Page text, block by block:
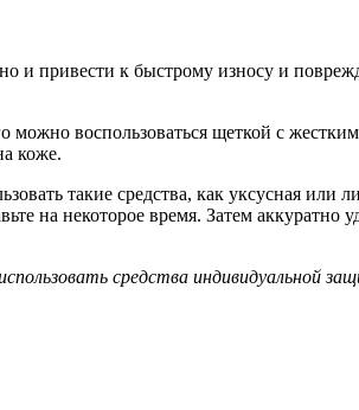
и привести к быстрому износу и
можно воспользоваться щеткой с
коже.
такие средства, как уксусная или
на некоторое время. Затем аккуратно
средства индивидуальной